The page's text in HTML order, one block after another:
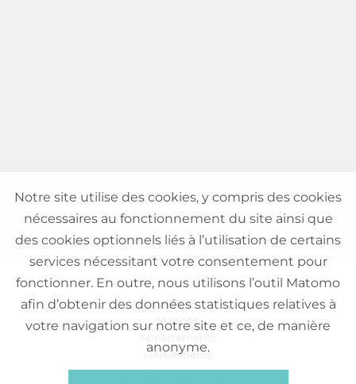
VENTE
Maisons
Appartements
Lotissements
Commerces
Notre site utilise des cookies, y compris des cookies
nécessaires au fonctionnement du site ainsi que
des cookies optionnels liés à l’utilisation de certains
services nécessitant votre consentement pour
fonctionner. En outre, nous utilisons l’outil Matomo
afin d’obtenir des données statistiques relatives à
votre navigation sur notre site et ce, de manière
anonyme.